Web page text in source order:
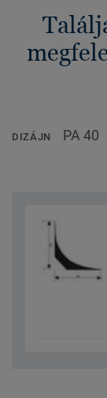
DIZÁJN PA 40